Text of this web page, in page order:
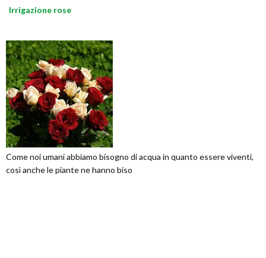
Irrigazione rose
Come noi umani abbiamo bisogno di acqua in quanto essere viventi,
così anche le piante ne hanno biso